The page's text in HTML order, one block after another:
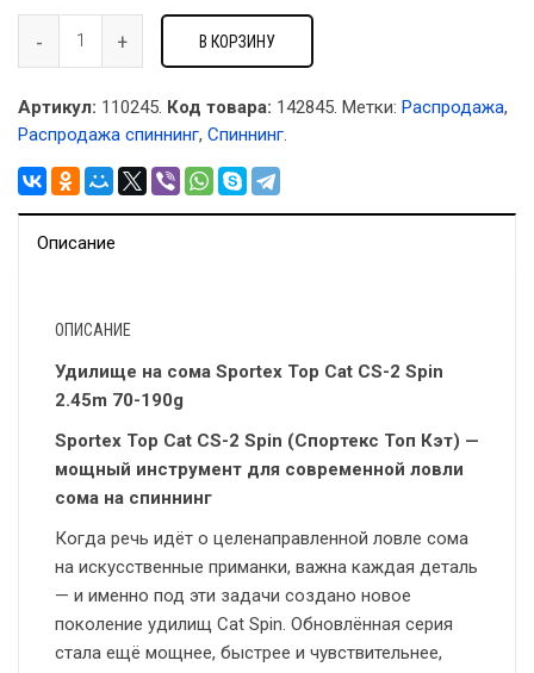
В КОРЗИНУ
Артикул: 110245. Код товара: 142845. Метки: Распродажа,
Распродажа спиннинг, Спиннинг.
Описание
ОПИСАНИЕ
Удилище на сома Sportex Top Cat CS-2 Spin
2.45m 70-190g
Sportex Top Cat CS-2 Spin (Спортекс Топ Кэт) —
мощный инструмент для современной ловли
сома на спиннинг
Когда речь идёт о целенаправленной ловле сома
на искусственные приманки, важна каждая деталь
— и именно под эти задачи создано новое
поколение удилищ Cat Spin. Обновлённая серия
стала ещё мощнее, быстрее и чувствительнее,